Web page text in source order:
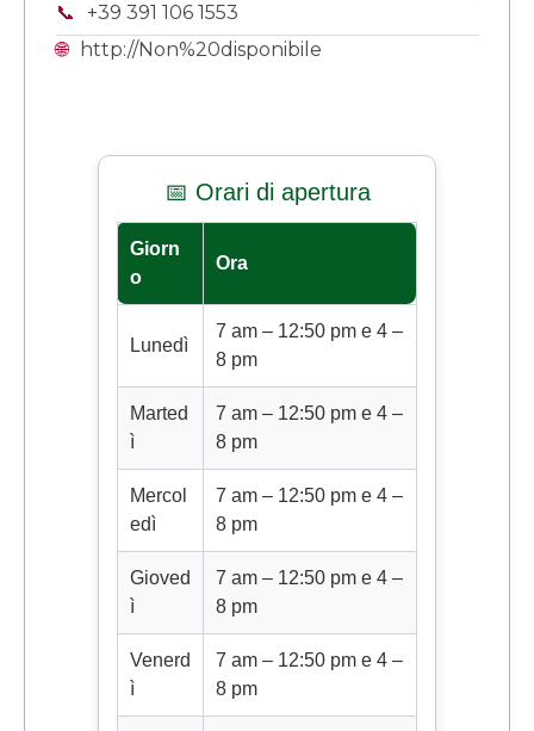
📞
+39 391 106 1553
🌐
http://Non%20disponibile
📅 Orari di apertura
Giorn
o
Ora
Lunedì
7 am – 12:50 pm e 4 –
8 pm
Marted
ì
7 am – 12:50 pm e 4 –
8 pm
Mercol
edì
7 am – 12:50 pm e 4 –
8 pm
Gioved
ì
7 am – 12:50 pm e 4 –
8 pm
Venerd
ì
7 am – 12:50 pm e 4 –
8 pm